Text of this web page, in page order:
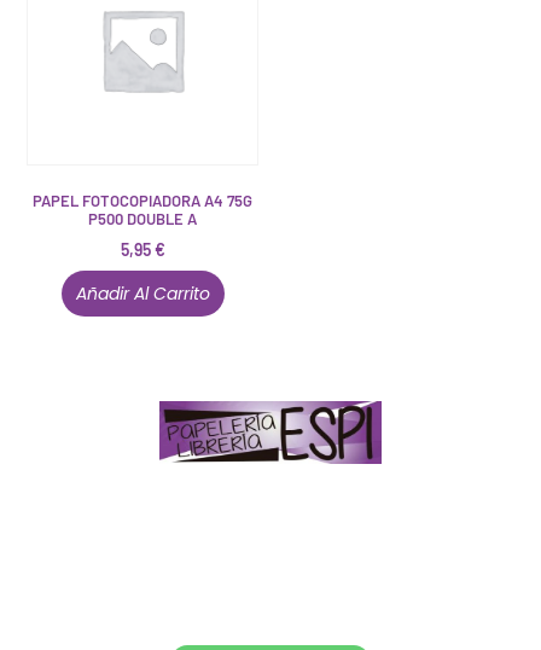
PAPEL FOTOCOPIADORA A4 75G
P500 DOUBLE A
5,95€
Añadir Al Carrito